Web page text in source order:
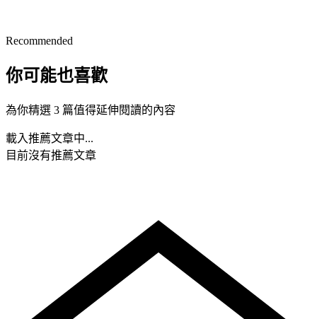
Recommended
你可能也喜歡
為你精選 3 篇值得延伸閱讀的內容
載入推薦文章中...
目前沒有推薦文章